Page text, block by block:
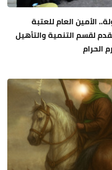
الأمين العام للعتبة
لقسم التنمية والتأهيل
الحرام